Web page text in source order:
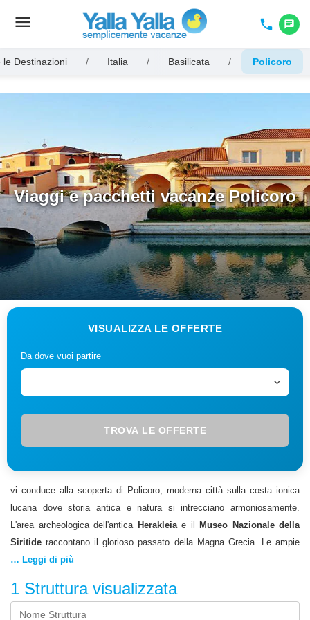
Toggle
menu phone chat
le Destinazioni / Italia / Basilicata / Policoro
Viaggi e pacchetti vacanze Policoro
VISUALIZZA LE OFFERTE
Da dove vuoi partire
TROVA LE OFFERTE
vi conduce alla scoperta di Policoro, moderna città sulla costa ionica
lucana dove storia antica e natura si intrecciano armoniosamente.
L'area archeologica dell'antica Herakleiae il
Museo Nazionale della
Siritide raccontano il glorioso passato della Magna Grecia. Le ampie
spiagge dorate, protette da una rigogliosa pineta, offrono un ambiente
umida mediterranea, ospita una biodiversità unica. vi guiderà alla
scoperta dei siti archeologici, delle oasi naturalistiche e delle attività
… Leggi di più
1 Struttura visualizzata